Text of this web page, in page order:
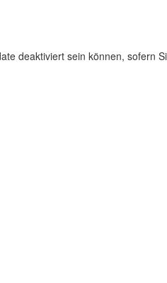
deaktiviert sein können, sofern